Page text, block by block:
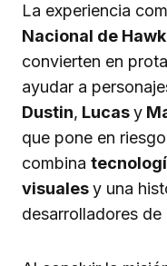
La experiencia
Nacional de
convierten en
ayudar a
Dustin, Lucasy
que pone en
combina
visualesy una
desarrolladores de